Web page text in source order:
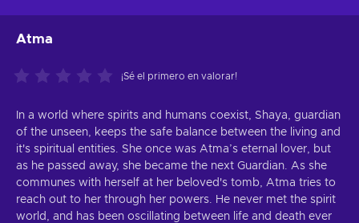
Atma
¡Sé el primero en valorar!
In a world where spirits and humans coexist, Shaya, guardian
of the unseen, keeps the safe balance between the living and
it's spiritual entities. She once was Atma’s eternal lover, but
as he passed away, she became the next Guardian. As she
communes with herself at her beloved's tomb, Atma tries to
reach out to her through her powers. He never met the spirit
world, and has been oscillating between life and death ever